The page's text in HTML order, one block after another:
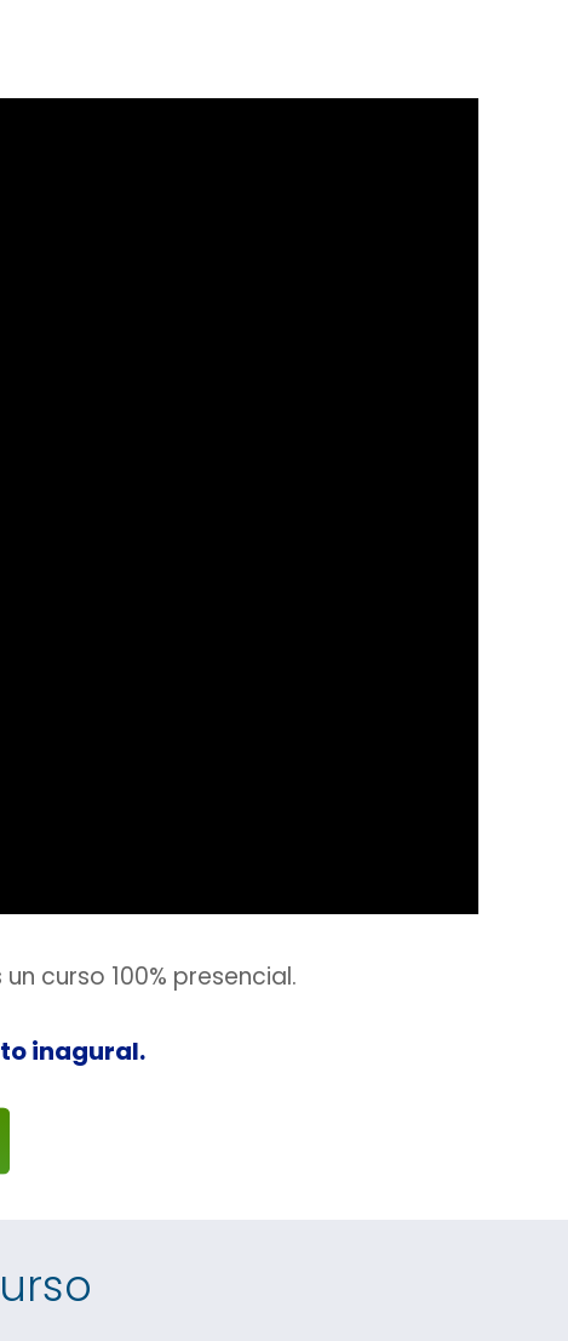
curso 100% presencial.
inagural.